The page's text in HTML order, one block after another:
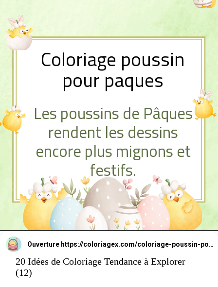
Coloriage poussin
pour paques
Les poussins de Pâques
rendent les dessins
encore plus mignons et
festifs.
Ouverture https://coloriagex.com/coloriage-poussin-pour-paques/
20 Idées de Coloriage Tendance à Explorer
(12)